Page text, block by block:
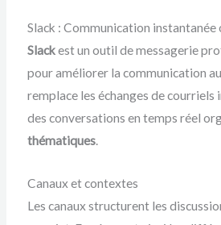
Slack : Communication
Slackest un outil de messagerie
pour améliorer la communication
remplace les échanges de
des conversations en temps réel
thématiques.
Canaux et contextes
Les canaux structurent les